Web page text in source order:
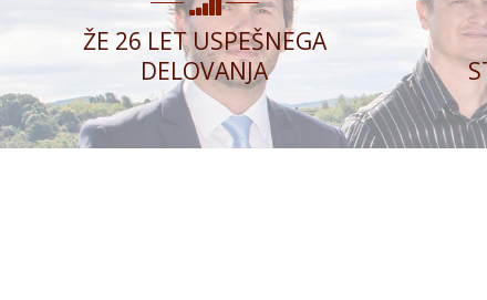
ŽE 26 LET USPEŠNEGA
DELOVANJA